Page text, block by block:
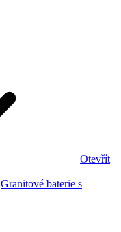
Otevřít
Granitové baterie s